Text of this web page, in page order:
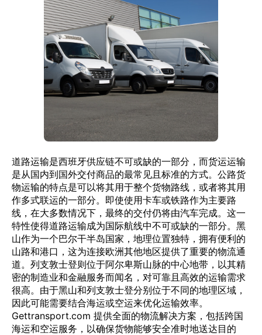
道路运输是西班牙供应链不可或缺的一部分，而货运运输
是从国内到国外交付商品的最常见且标准的方式。公路货
物运输的特点是可以将其用于整个货物路线，或者将其用
作多式联运的一部分。即使使用卡车或铁路作为主要路
线，在大多数情况下，最终的交付仍将由汽车完成。这一
特性使得道路运输成为国际航线中不可或缺的一部分。黑
山作为一个巴尔干半岛国家，地理位置独特，拥有便利的
山路和港口，这为连接欧洲其他地区提供了重要的物流通
道。列支敦士登则位于阿尔卑斯山脉的中心地带，以其精
密的制造业和金融服务而闻名，对可靠且高效的运输需求
很高。由于黑山和列支敦士登分别位于不同的地理区域，
因此可能需要结合海运或空运来优化运输效率。
Gettransport.com 提供全面的物流解决方案，包括跨国
海运和空运服务，以确保货物能够安全准时地送达目的